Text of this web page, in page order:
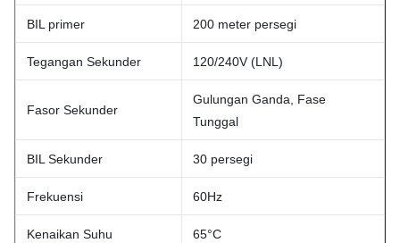
BIL primer 200 meter persegi
Tegangan Sekunder 120/240V (LNL)
Fasor Sekunder
Gulungan Ganda, Fase
Tunggal
BIL Sekunder 30 persegi
Frekuensi 60Hz
Kenaikan Suhu 65°C